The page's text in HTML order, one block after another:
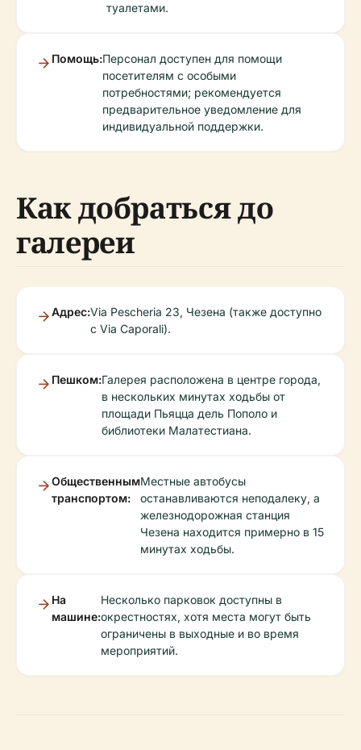
туалетами.
Помощь:Персонал доступен для помощи
посетителям с особыми
потребностями; рекомендуется
предварительное уведомление для
индивидуальной поддержки.
Как добраться до
галереи
Адрес:Via Pescheria 23, Чезена (также доступно
с Via Caporali).
Пешком:Галерея расположена в центре города,
в нескольких минутах ходьбы от
площади Пьяцца дель Пополо и
библиотеки Малатестиана.
Общественным
транспортом:
Местные автобусы
останавливаются неподалеку, а
железнодорожная станция
Чезена находится примерно в 15
минутах ходьбы.
На
машине:
Несколько парковок доступны в
окрестностях, хотя места могут быть
ограничены в выходные и во время
мероприятий.